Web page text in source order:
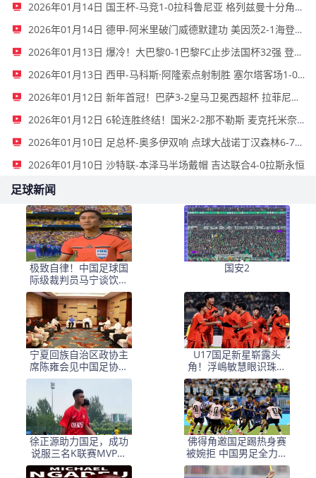
2026年01月14日 国王杯-马竞1-0拉科鲁尼亚 格列兹曼十分角任意球破门+远射中横梁
2026年01月14日 德甲-阿米里破门威德默建功 美因茨2-1海登海姆
2026年01月13日 爆冷！大巴黎0-1巴黎FC止步法国杯32强 登贝莱失单刀埃梅里中框
2026年01月13日 西甲-马科斯·阿隆索点射制胜 塞尔塔客场1-0塞维利亚
2026年01月12日 新年首冠！巴萨3-2皇马卫冕西超杯 拉菲尼亚双响维尼修斯一条龙
2026年01月12日 6轮连胜终结！国米2-2那不勒斯 麦克托米奈双响恰20点射孔蒂染红
2026年01月10日 足总杯-奥多伊双响 点球大战诺丁汉森林6-7雷克瑟姆
2026年01月10日 沙特联-本泽马半场戴帽 吉达联合4-0拉斯永恒
足球新闻
极致自律！中国足球国
际级裁判员马宁谈饮食
讲究：已经六七年不吃
红肉了
国安2
宁夏回族自治区政协主
席陈雍会见中国足协主
席宋凯
U17国足新星崭露头
角！浮嶋敏慧眼识珠，
首秀破门助力大胜！
徐正源助力国足，成功
说服三名K联赛MVP归
化，张洪福崭露头角
佛得角邀国足踢热身赛
被婉拒 中国男足全力备
战亚洲杯